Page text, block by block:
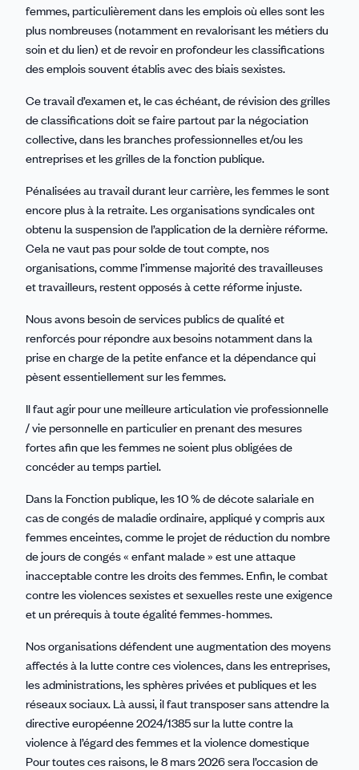
femmes, particulièrement dans les emplois où elles sont les
plus nombreuses (notamment en revalorisant les métiers du
soin et du lien) et de revoir en profondeur les classifications
des emplois souvent établis avec des biais sexistes.
Ce travail d’examen et, le cas échéant, de révision des grilles
de classifications doit se faire partout par la négociation
collective, dans les branches professionnelles et/ou les
entreprises et les grilles de la fonction publique.
Pénalisées au travail durant leur carrière, les femmes le sont
encore plus à la retraite. Les organisations syndicales ont
obtenu la suspension de l’application de la dernière réforme.
Cela ne vaut pas pour solde de tout compte, nos
organisations, comme l’immense majorité des travailleuses
et travailleurs, restent opposés à cette réforme injuste.
Nous avons besoin de services publics de qualité et
renforcés pour répondre aux besoins notamment dans la
prise en charge de la petite enfance et la dépendance qui
pèsent essentiellement sur les femmes.
Il faut agir pour une meilleure articulation vie professionnelle
/ vie personnelle en particulier en prenant des mesures
fortes afin que les femmes ne soient plus obligées de
concéder au temps partiel.
Dans la Fonction publique, les 10 % de décote salariale en
cas de congés de maladie ordinaire, appliqué y compris aux
femmes enceintes, comme le projet de réduction du nombre
de jours de congés « enfant malade » est une attaque
inacceptable contre les droits des femmes. Enfin, le combat
contre les violences sexistes et sexuelles reste une exigence
et un prérequis à toute égalité femmes-hommes.
Nos organisations défendent une augmentation des moyens
affectés à la lutte contre ces violences, dans les entreprises,
les administrations, les sphères privées et publiques et les
réseaux sociaux. Là aussi, il faut transposer sans attendre la
directive européenne 2024/1385 sur la lutte contre la
violence à l’égard des femmes et la violence domestique
Pour toutes ces raisons, le 8 mars 2026 sera l’occasion de